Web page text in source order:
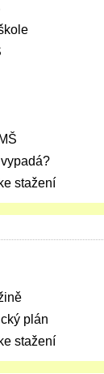
stažení
plán
stažení